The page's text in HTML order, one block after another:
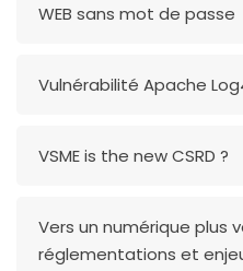
WEB sans mot de passe
Vulnérabilité Apache
VSME is the new CSRD ?
Vers un numérique plus
réglementations et